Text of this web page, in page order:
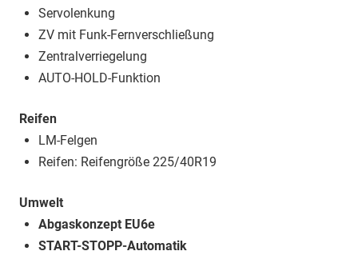
Servolenkung
ZV mit Funk-Fernverschließung
Zentralverriegelung
AUTO-HOLD-Funktion
Reifen
LM-Felgen
Reifen: Reifengröße 225/40R19
Umwelt
Abgaskonzept EU6e
START-STOPP-Automatik